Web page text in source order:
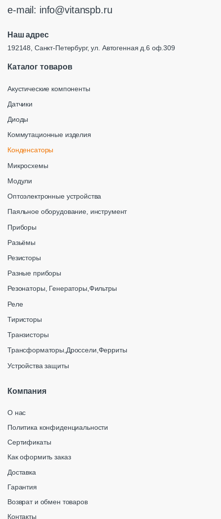
e-mail: info@vitanspb.ru
Наш адрес
192148, Санкт-Петербург, ул. Автогенная д.6 оф.309
Каталог товаров
Акустические компоненты
Датчики
Диоды
Коммутационные изделия
Конденсаторы
Микросхемы
Модули
Оптоэлектронные устройства
Паяльное оборудование, инструмент
Приборы
Разьёмы
Резисторы
Разные приборы
Резонаторы, Генераторы,Фильтры
Реле
Тиристоры
Транзисторы
Трансформаторы,Дроссели,Ферриты
Устройства защиты
Компания
О нас
Политика конфиденциальности
Сертификаты
Как оформить заказ
Доставка
Гарантия
Возврат и обмен товаров
Контакты